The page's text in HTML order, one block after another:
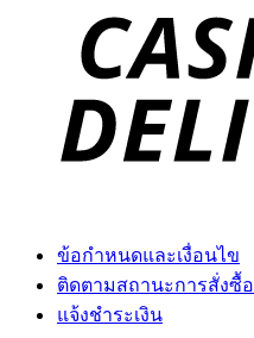
ข้อกำหนดและเงื่อนไข
ติดตามสถานะการสั่งซื้อ
แจ้งชำระเงิน